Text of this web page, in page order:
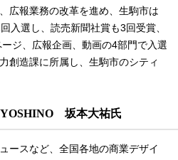
広報業務の改革を進め、生駒市は
入選し、読売新聞社賞も3回受賞、
ジ、広報企画、動画の4部門で入選
創造課に所属し、生駒市のシティ
坂本大祐氏
ースなど、全国各地の商業デザイ